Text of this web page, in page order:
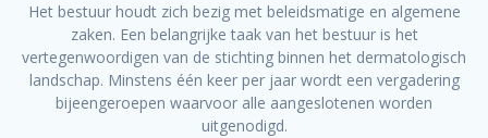
Het bestuur houdt zich bezig met beleidsmatige en algemene
zaken. Een belangrijke taak van het bestuur is het
vertegenwoordigen van de stichting binnen het dermatologisch
landschap. Minstens één keer per jaar wordt een vergadering
bijeengeroepen waarvoor alle aangeslotenen worden
uitgenodigd.